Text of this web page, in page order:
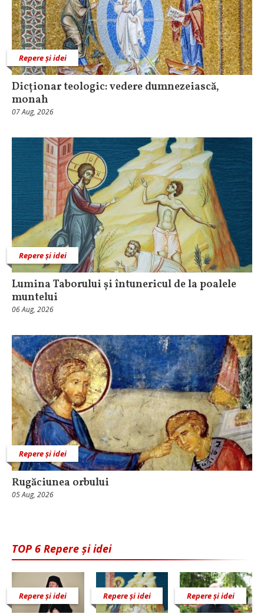
Repere și idei
Dicționar teologic: vedere dumnezeiască,
monah
07 Aug, 2026
Repere și idei
Lumina Taborului și întunericul de la poalele
muntelui
06 Aug, 2026
Repere și idei
Rugăciunea orbului
05 Aug, 2026
TOP 6 Repere și idei
Repere și idei Repere și idei Repere și idei